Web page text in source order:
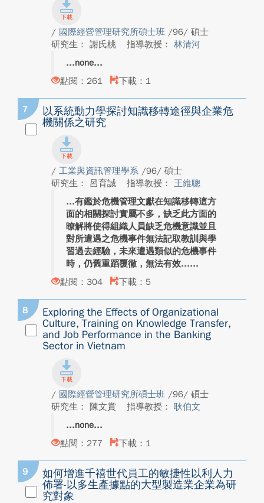
/ 國際經營管理研究所碩士班 /96/ 碩士
研究生： 謝氏桃
指導教授： 林清河
none
點閱：261
下載：1
7
以系統動力學探討知識移轉途徑與企業危
機關係之研究
/ 工業與資訊管理學系 /96/ 碩士
研究生： 呂育誠
指導教授： 王維聰
有鑑於危機管理文獻在知識移轉這方
面的相關探討實屬不多，缺乏此方面的
暸解將使得組織人員缺乏危機意識並且
對所遭遇之危機事件無法記取教訓與學
習過去經驗，未來遭遇類似的危機事件
時，仍舊重蹈覆徹，無法有效...
點閱：304
下載：5
8
Exploring the Effects of Organizational
Culture, Training on Knowledge Transfer,
and Job Performance in the Banking
Sector in Vietnam
/ 國際經營管理研究所碩士班 /96/ 碩士
研究生： 陳文賞
指導教授： 耿伯文
none
點閱：277
下載：1
9
如何增進千禧世代員工的敏捷性以利人力
佈署-以多生產據點的大型製造業企業為研
究對象